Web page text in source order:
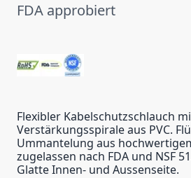
FDA approbiert
Flexibler Kabelschutzschlauch
Verstärkungsspirale aus PVC.
Ummantelung aus
zugelassen nach FDA und NSF
Glatte Innen- und Aussenseite.